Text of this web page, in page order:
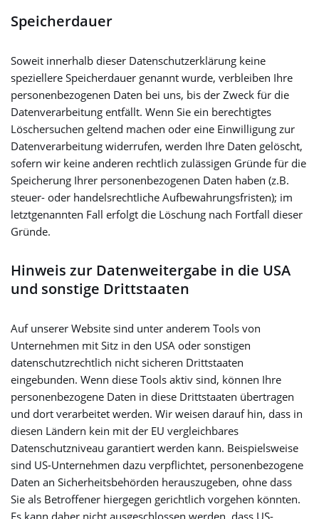
Speicherdauer
Soweit innerhalb dieser Datenschutzerklärung keine
speziellere Speicherdauer genannt wurde, verbleiben Ihre
personenbezogenen Daten bei uns, bis der Zweck für die
Datenverarbeitung entfällt. Wenn Sie ein berechtigtes
Löschersuchen geltend machen oder eine Einwilligung zur
Datenverarbeitung widerrufen, werden Ihre Daten gelöscht,
sofern wir keine anderen rechtlich zulässigen Gründe für die
Speicherung Ihrer personenbezogenen Daten haben (z.B.
steuer- oder handelsrechtliche Aufbewahrungsfristen); im
letztgenannten Fall erfolgt die Löschung nach Fortfall dieser
Gründe.
Hinweis zur Datenweitergabe in die USA
und sonstige Drittstaaten
Auf unserer Website sind unter anderem Tools von
Unternehmen mit Sitz in den USA oder sonstigen
datenschutzrechtlich nicht sicheren Drittstaaten
eingebunden. Wenn diese Tools aktiv sind, können Ihre
personenbezogene Daten in diese Drittstaaten übertragen
und dort verarbeitet werden. Wir weisen darauf hin, dass in
diesen Ländern kein mit der EU vergleichbares
Datenschutzniveau garantiert werden kann. Beispielsweise
sind US-Unternehmen dazu verpflichtet, personenbezogene
Daten an Sicherheitsbehörden herauszugeben, ohne dass
Sie als Betroffener hiergegen gerichtlich vorgehen könnten.
Es kann daher nicht ausgeschlossen werden, dass US-